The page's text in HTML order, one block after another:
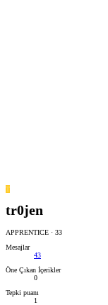
T
tr0jen
APPRENTICE · 33
Mesajlar
43
Öne Çıkan İçerikler
0
Tepki puanı
1